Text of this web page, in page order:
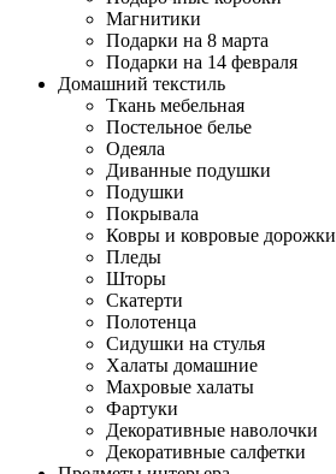
Магнитики
Подарки на 8 марта
Подарки на 14 февраля
Домашний текстиль
Ткань мебельная
Постельное белье
Одеяла
Диванные подушки
Подушки
Покрывала
Ковры и ковровые дорожки
Пледы
Шторы
Скатерти
Полотенца
Сидушки на стулья
Халаты домашние
Махровые халаты
Фартуки
Декоративные наволочки
Декоративные салфетки